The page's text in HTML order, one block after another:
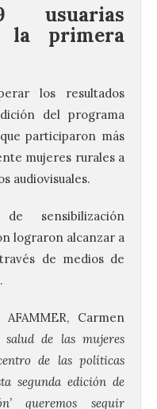
la primera
los resultados
del programa
participaron más
mujeres rurales a
audiovisuales.
sensibilización
lograron alcanzar a
de medios de
Carmen
salud de las mujeres
de las políticas
segunda edición de
queremos seguir
I